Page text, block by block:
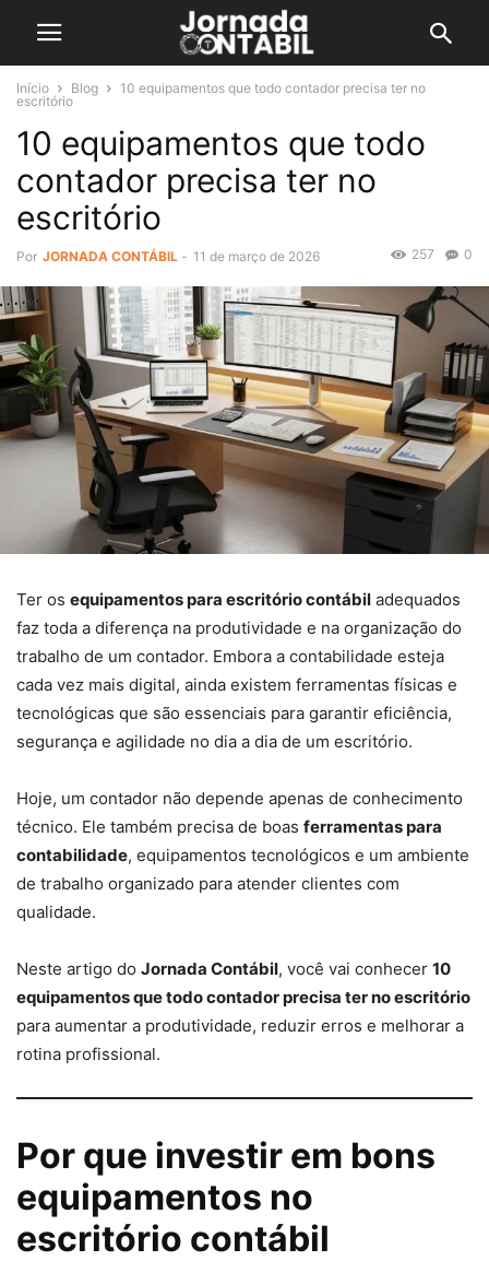
Início Blog
10 equipamentos que todo contador precisa ter no
escritório
10 equipamentos que todo
contador precisa ter no
escritório
Por JORNADA CONTÁBIL - 11 de março de 2026 0
257
Ter os equipamentos para escritório contábil adequados
faz toda a diferença na produtividade e na organização do
trabalho de um contador. Embora a contabilidade esteja
cada vez mais digital, ainda existem ferramentas físicas e
tecnológicas que são essenciais para garantir eficiência,
segurança e agilidade no dia a dia de um escritório.
Hoje, um contador não depende apenas de conhecimento
técnico. Ele também precisa de boas ferramentas para
contabilidade, equipamentos tecnológicos e um ambiente
de trabalho organizado para atender clientes com
qualidade.
Neste artigo do Jornada Contábil, você vai conhecer 10
equipamentos que todo contador precisa ter no escritório
para aumentar a produtividade, reduzir erros e melhorar a
rotina profissional.
Por que investir em bons
equipamentos no
escritório contábil